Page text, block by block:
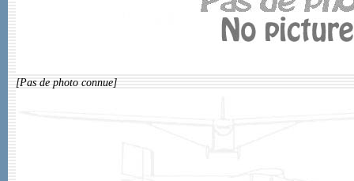
[Pas de photo connue]